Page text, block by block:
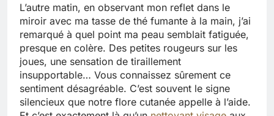
L’autre matin, en observant mon reflet dans le
miroir avec ma tasse de thé fumante à la main, j’ai
remarqué à quel point ma peau semblait fatiguée,
presque en colère. Des petites rougeurs sur les
joues, une sensation de tiraillement
insupportable… Vous connaissez sûrement ce
sentiment désagréable. C’est souvent le signe
silencieux que notre flore cutanée appelle à l’aide.